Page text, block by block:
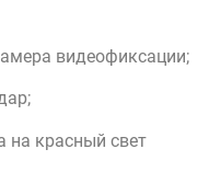
видеофиксации;
на красный свет